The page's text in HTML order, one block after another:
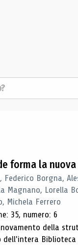
forma la
Federico Borgna,
Magnano, Lorella
Michela Ferrero
35, numero: 6
della
dell'intera